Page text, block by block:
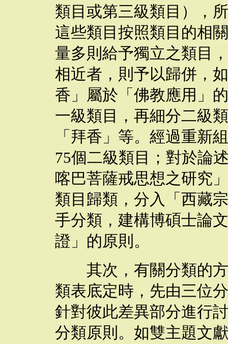
類目或第三級類目），
這些類目按照類目的相
量多則給予獨立之類目
相近者，則予以歸併，
香」屬於「佛教應用」
一級類目，再細分二級
「拜香」等。經過重新
75個二級類目；對於論
喀巴菩薩戒思想之研究
類目歸類，分入「西藏
手分類，建構博碩士論
證」的原則。
其次，有關分類的方
類表底定時，先由三位
針對彼此差異部分進行
分類原則。如雙主題文